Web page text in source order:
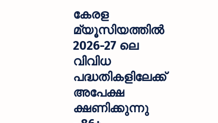
ന്നു - 86+
ഒഴിവുകൾ!
കേരള
മ്യൂസിയത്തിൽ
2026-27 ലെ
വിവിധ
പദ്ധതികളിലേക്ക്
അപേക്ഷ
ക്ഷണിക്കുന്നു